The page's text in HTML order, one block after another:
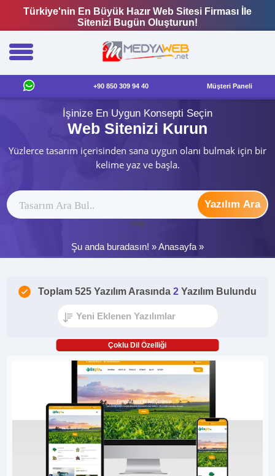
Türkiye'nin En Büyük Hazır Web Sitesi Firması İle
Sitenizi Bugün Oluşturun!
+90 850 309 94 40 Müşteri Paneli
İşinize En Uygun Konsepti Seçin
Web Sitenizi Kurun
Yüzlerce tasarım içerisinden sana uygun olanı bulmak için bir
kelime yaz ve başla.
Yazılım Ara
ytag
Şu anda buradasın! »Anasayfa »
Toplam 525 Yazılım Arasında 2 Yazılım Bulundu
Çoklu Dil Özelliği